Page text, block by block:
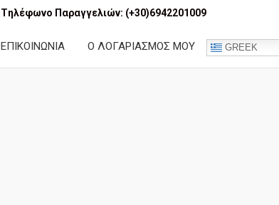
Tηλέφωνο Παραγγελιών: (+30)6942201009
ΕΠΙΚΟΙΝΩΝΙΑ Ο ΛΟΓΑΡΙΑΣΜΟΣ ΜΟΥ GREEK